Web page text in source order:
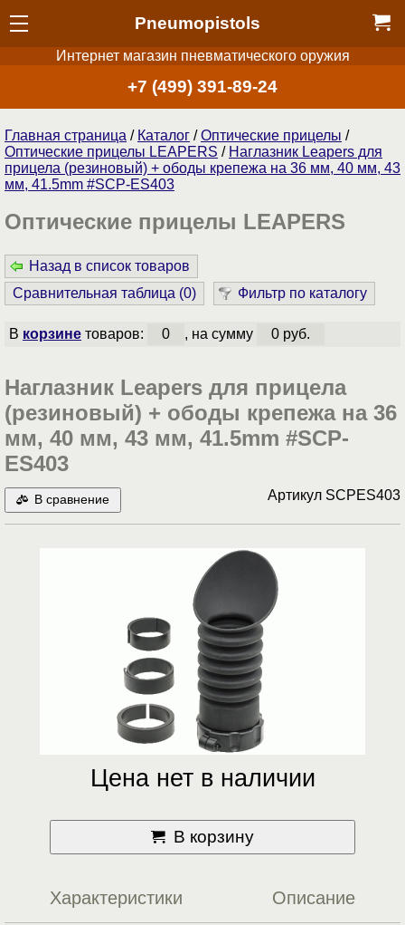
Pneumopistols
Интернет магазин пневматического оружия
+7 (499) 391-89-24
Главная страница / Каталог /Оптические прицелы /
Оптические прицелы LEAPERS / Наглазник Leapers для
прицела (резиновый) + ободы крепежа на 36 мм, 40 мм, 43
мм, 41.5mm #SCP-ES403
Оптические прицелы LEAPERS
Назад в список товаров
Сравнительная таблица (0) Фильтр по каталогу
В корзинетоваров: 0 , на сумму 0 руб.
Наглазник Leapers для прицела
(резиновый) + ободы крепежа на 36
мм, 40 мм, 43 мм, 41.5mm #SCP-
ES403
В сравнение Артикул SCPES403
Цена нет в наличии
В корзину
Характеристики Описание